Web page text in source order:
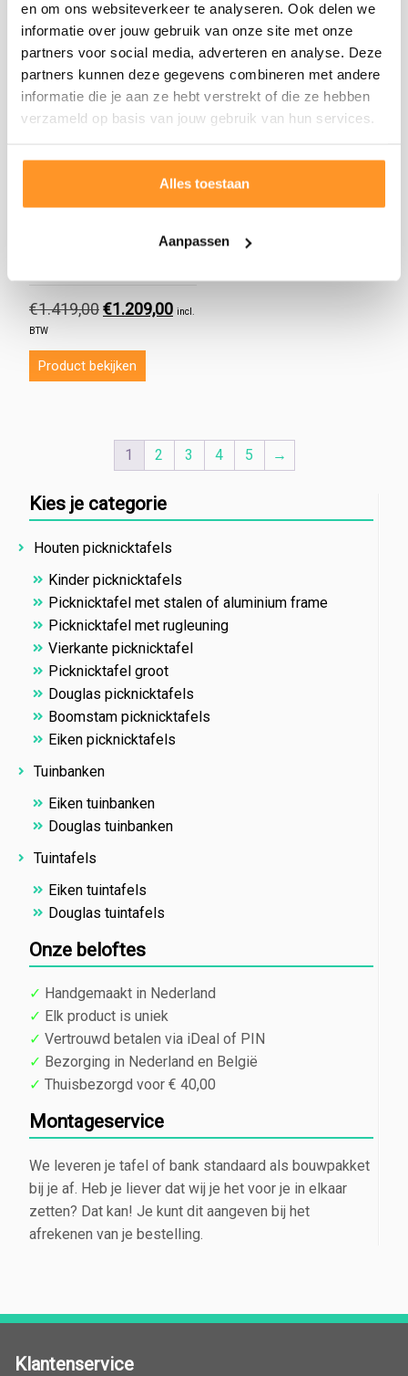
en om ons websiteverkeer te analyseren. Ook delen we
informatie over jouw gebruik van onze site met onze
partners voor social media, adverteren en analyse. Deze
partners kunnen deze gegevens combineren met andere
informatie die je aan ze hebt verstrekt of die ze hebben
verzameld op basis van jouw gebruik van hun services.
Alles toestaan
Aanpassen
Aanbieding!
aluminium W frame
€1.419,00Oorspronkelijke
was:
€1.419,00.
€1.209,00Huidige
incl.
BTW
Product bekijken
1 2 3 4 5 →
Kies je categorie
Houten picknicktafels
Kinder picknicktafels
Picknicktafel met stalen of aluminium frame
Picknicktafel met rugleuning
Vierkante picknicktafel
Picknicktafel groot
Douglas picknicktafels
Boomstam picknicktafels
Eiken picknicktafels
Tuinbanken
Eiken tuinbanken
Douglas tuinbanken
Tuintafels
Eiken tuintafels
Douglas tuintafels
Onze beloftes
✓ Handgemaakt in Nederland
✓ Elk product is uniek
✓ Vertrouwd betalen via iDeal of PIN
✓ Bezorging in Nederland en België
✓ Thuisbezorgd voor € 40,00
Montageservice
We leveren je tafel of bank standaard als bouwpakket
bij je af. Heb je liever dat wij je het voor je in elkaar
zetten? Dat kan! Je kunt dit aangeven bij het
afrekenen van je bestelling.
Klantenservice